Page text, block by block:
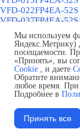
VFD-022FP4EA-
VFD-037FP4EA-
VFD-040FP4EA-
VFD-055FP4EA-
VFD-075FP4EA-
VFD-110FP4EA-
VFD-150FP4EA-
VFD-185FP4EA-
VFD-220FP4EA-
VFD-300FP4EA-
VFD-370FP4EA-
VFD-450FP4EA-
Мы используем
Яндекс.Метрику)
посещаемости.
«Принять», вы
Cookie , и даете
Обратите
любое время. При
Подробнее в
Принять все